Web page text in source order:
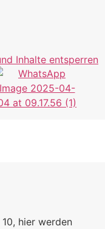
Inhalte entsperren
hier werden